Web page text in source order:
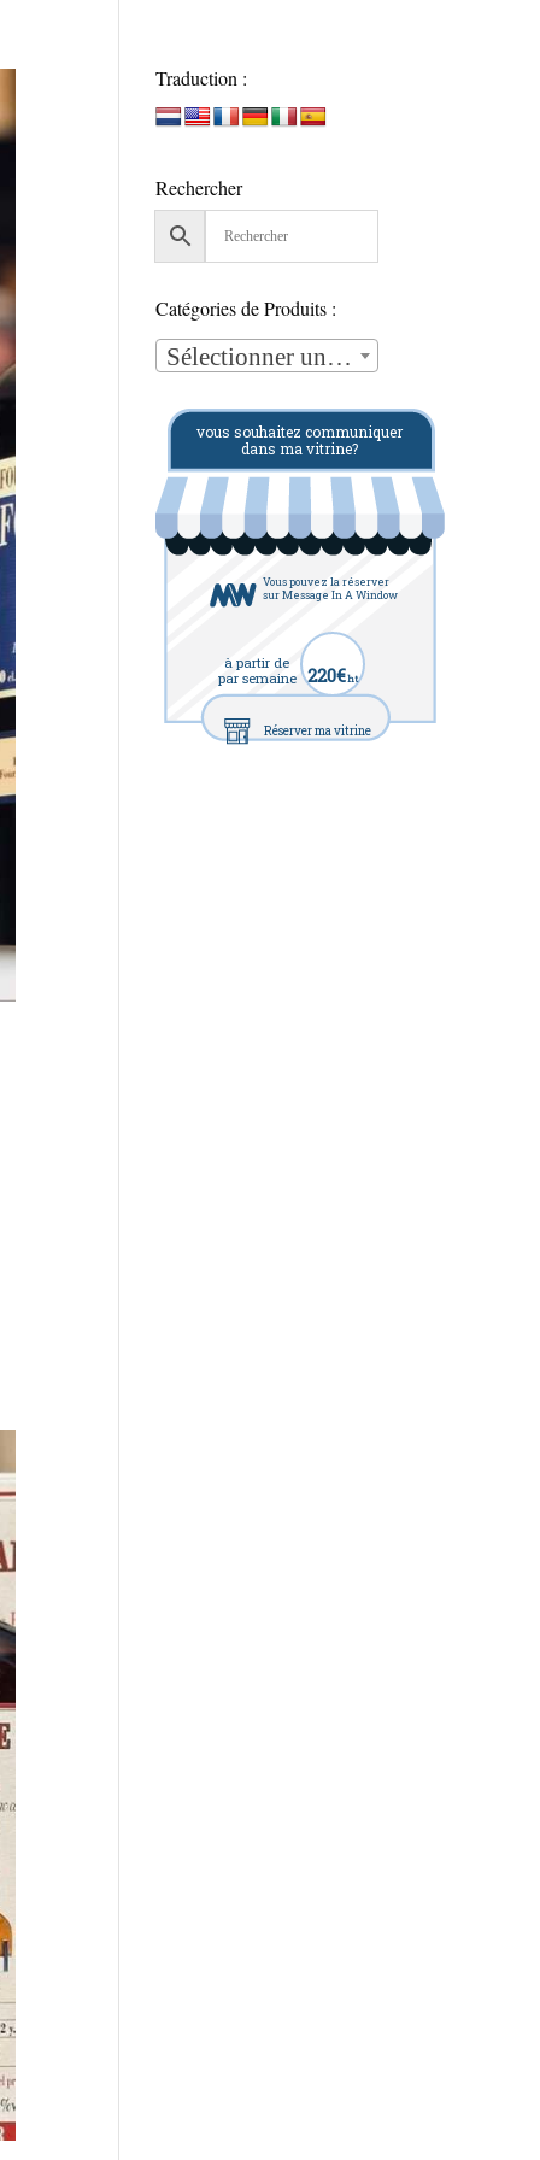
Traduction :
Rechercher
Catégories de Produits :
Sélectionner une catégorie
vous souhaitez communiquer
dans ma vitrine?
Vous pouvez la réserver
sur Message In A Window
à partir de
par semaine 220€ht
Réserver ma vitrine